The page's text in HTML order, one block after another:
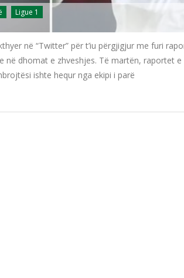
Ligue 1
në “Twitter” për t’iu përgjigjur me furi
në dhomat e zhveshjes. Të martën, raportet
ishte hequr nga ekipi i parë